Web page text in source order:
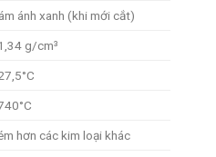
ánh xanh (khi mới cắt)
g/cm³
hơn các kim loại khác